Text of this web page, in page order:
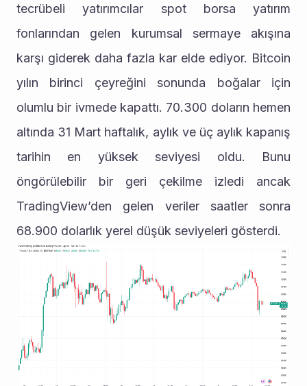
tecrübeli yatırımcılar spot borsa yatırım
fonlarından gelen kurumsal sermaye akışına
karşı giderek daha fazla kar elde ediyor. Bitcoin
yılın birinci çeyreğini sonunda boğalar için
olumlu bir ivmede kapattı. 70.300 doların hemen
altında 31 Mart haftalık, aylık ve üç aylık kapanış
tarihin en yüksek seviyesi oldu. Bunu
öngörülebilir bir geri çekilme izledi ancak
TradingView’den gelen veriler saatler sonra
68.900 dolarlık yerel düşük seviyeleri gösterdi.